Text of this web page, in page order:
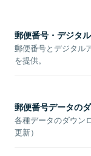
郵便番号・デジタ
郵便番号とデジタル
を提供。
郵便番号データの
各種データのダウン
更新）